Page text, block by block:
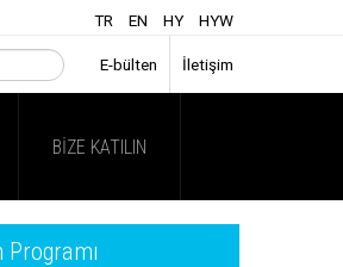
TR EN HY HYW
E-bülten İletişim
BIZE KATILIN